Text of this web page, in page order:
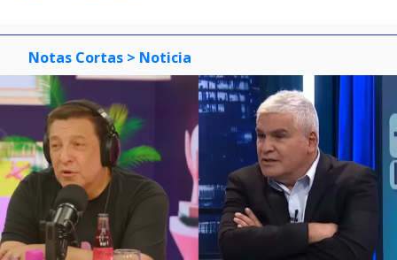
Notas Cortas > Noticia